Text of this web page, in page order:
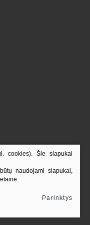
cookies). Šie slapukai
naudojami slapukai,
Parinktys